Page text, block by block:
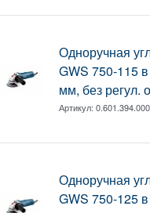
Одноручная
GWS 750-115
мм, без регул.
Артикул:0.601.394.000
Одноручная
GWS 750-125